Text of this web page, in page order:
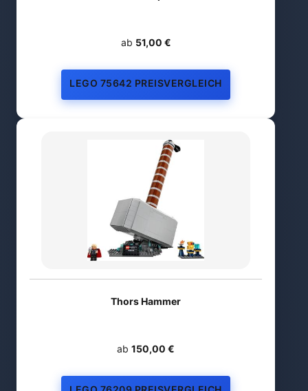
ab 51,00 €
LEGO 75642 PREISVERGLEICH
Thors Hammer
ab 150,00 €